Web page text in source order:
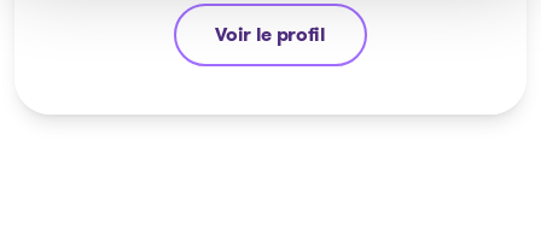
Voir le profil
Stéphane Gauvin